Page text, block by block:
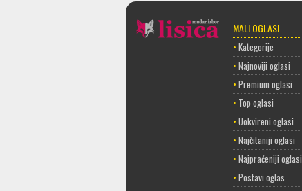
MALI OGLASI
• Kategorije
• Najnoviji oglasi
• Premium oglasi
• Top oglasi
• Uokvireni oglasi
• Najčitaniji oglasi
• Najpraćeniji oglasi
• Postavi oglas